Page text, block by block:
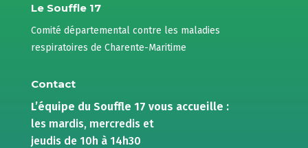
Le Souffle 17
Comité départemental contre les maladies
respiratoires de Charente-Maritime
Contact
L’équipe du Souffle 17 vous accueille :
les mardis, mercredis et
jeudis de 10h à 14h30